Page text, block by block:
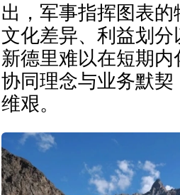
出，军事指挥图表
文化差异、利益划
新德里难以在短期
协同理念与业务默
维艰。